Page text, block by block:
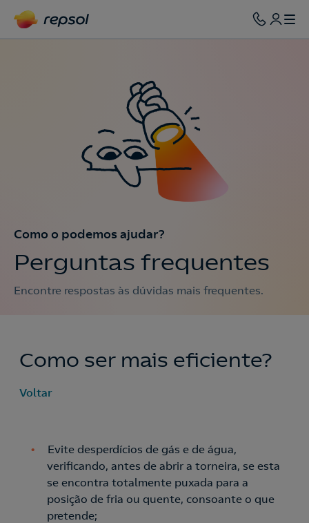
Como o podemos ajudar?
Perguntas frequentes
Encontre respostas às dúvidas mais frequentes.
Como ser mais eficiente?
Voltar
Evite desperdícios de gás e de água,
verificando, antes de abrir a torneira, se esta
se encontra totalmente puxada para a
posição de fria ou quente, consoante o que
pretende;